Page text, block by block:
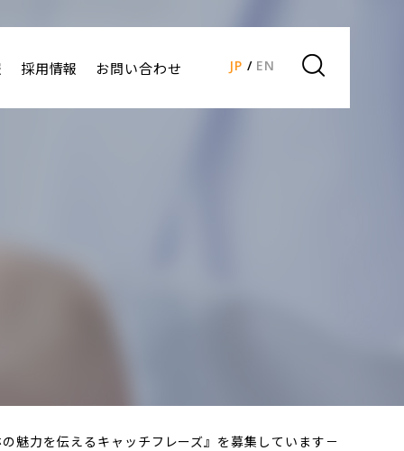
採用情報 お問い合わせ JP EN
魅力を伝えるキャッチフレーズ』を募集しています－